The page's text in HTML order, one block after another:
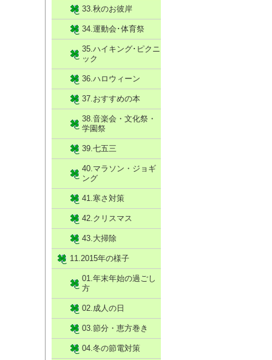
33.秋のお彼岸
34.運動会･体育祭
35.ハイキング･ピクニ
ック
36.ハロウィーン
37.おすすめの本
38.音楽会・文化祭・
学園祭
39.七五三
40.マラソン・ジョギ
ング
41.寒さ対策
42.クリスマス
43.大掃除
11.2015年の様子
01.年末年始の過ごし
方
02.成人の日
03.節分・恵方巻き
04.冬の節電対策